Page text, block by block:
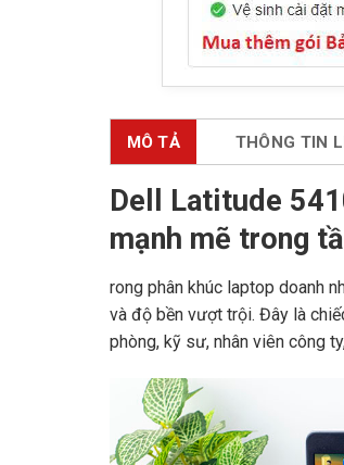
MÔ TẢ THÔNG TIN
Dell Latitude
mạnh mẽ trong
rong phân khúc laptop doanh
và độ bền vượt trội. Đây là
phòng, kỹ sư, nhân viên công